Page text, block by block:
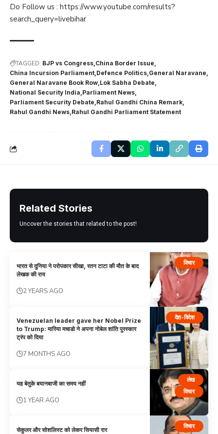
Do Follow us : https://www.youtube.com/results?
search_query=livebihar
TAGGED: BJP vs Congress China Border Issue
China Incursion Parliament Defence Politics General Naravane
General Naravane Book Row Lok Sabha Debate
National Security India Parliament News
Parliament Security Debate Rahul Gandhi China Remark
Rahul Gandhi News Rahul Gandhi Parliament Statement
Related Stories
Uncover the stories that related to the post!
विचार
भारत से दुनिया ने परोपकार सीखा, रतन टाटा की मौत के बाद
लेखक की राय
2 YEARS AGO
देश-विदेश
Venezuelan leader gave her Nobel Prize
to Trump: मारिया मचाडो ने अपना नोबेल शांति पुरस्कार
ट्रंप को दिया
7 MONTHS AGO
लेख
विचार
यह बेतुके बयानबाजी का समय नहीं
1 YEAR AGO
विचार
सेकुलर और सोशलिस्ट को लेकर सियासी रार